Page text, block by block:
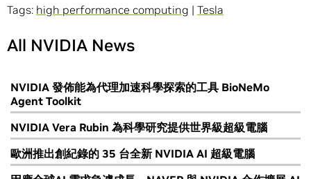
Tags: high performance computing | Tesla
All NVIDIA News
NVIDIA 發佈能為代理加速科學探索的工具 BioNeMo
Agent Toolkit
NVIDIA Vera Rubin 為科學研究提供世界級超級電腦
歐洲推出創紀錄的 35 台全新 NVIDIA AI 超級電腦